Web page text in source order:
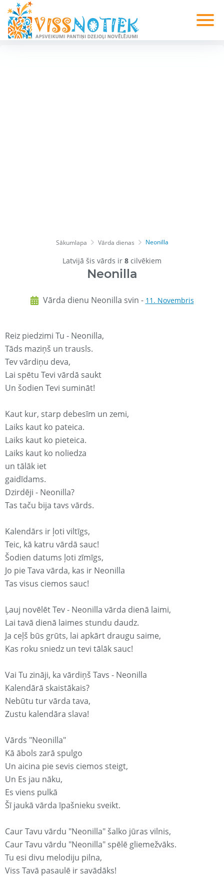
Sākumlapa Vārda dienas Neonilla
Latvijā šis vārds ir 8 cilvēkiem
Neonilla
Vārda dienu Neonilla svin - 11. Novembris
Reiz piedzimi Tu - Neonilla,
Tāds maziņš un trausls.
Tev vārdiņu deva,
Lai spētu Tevi vārdā saukt
Un šodien Tevi sumināt!
Kaut kur, starp debesīm un zemi,
Laiks kaut ko pateica.
Laiks kaut ko pieteica.
Laiks kaut ko noliedza
un tālāk iet
gaidīdams.
Dzirdēji - Neonilla?
Tas taču bija tavs vārds.
Kalendārs ir ļoti viltīgs,
Teic, kā katru vārdā sauc!
Šodien datums ļoti zīmīgs,
Jo pie Tava vārda, kas ir Neonilla
Tas visus ciemos sauc!
Ļauj novēlēt Tev - Neonilla vārda dienā laimi,
Lai tavā dienā laimes stundu daudz.
Ja ceļš būs grūts, lai apkārt draugu saime,
Kas roku sniedz un tevi tālāk sauc!
Vai Tu zināji, ka vārdiņš Tavs - Neonilla
Kalendārā skaistākais?
Nebūtu tur vārda tava,
Zustu kalendāra slava!
Vārds "Neonilla"
Kā ābols zarā spulgo
Un aicina pie sevis ciemos steigt,
Un Es jau nāku,
Es viens pulkā
Šī jaukā vārda īpašnieku sveikt.
Caur Tavu vārdu "Neonilla" šalko jūras vilnis,
Caur Tavu vārdu "Neonilla" spēlē gliemežvāks.
Tu esi divu melodiju pilna,
Viss Tavā pasaulē ir savādāks!